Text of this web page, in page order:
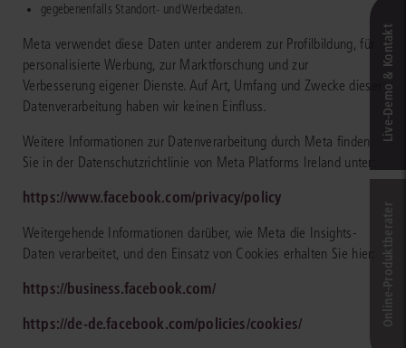
gegebenenfalls Standort- und Werbedaten.
Meta verwendet diese Daten unter anderem zur Profilbildung, für
personalisierte Werbung, zur Marktforschung und zur
Verbesserung eigener Dienste. Auf Art, Umfang und Zwecke dieser
Datenverarbeitung haben wir keinen Einfluss.
Weitere Informationen zur Datenverarbeitung durch Meta finden
Sie in der Datenschutzrichtlinie von Meta Platforms Ireland unter:
https://www.facebook.com/privacy/policy
Weitergehende Informationen darüber, wie Meta die Insights-
Daten verarbeitet, und den Einsatz von Cookies erhalten Sie hier:
https://business.facebook.com/
https://de-de.facebook.com/policies/cookies/
Live‑Demo & Kontakt
Online-Produkt­berater